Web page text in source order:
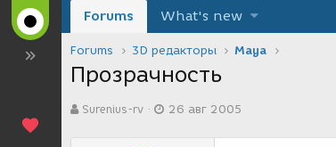
Forums What's new
Forums 3D редакторы Maya
Прозрачность
в
Surenius-rv
а
26 авг 2005